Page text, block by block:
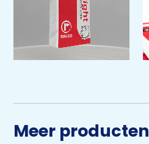
Meer producten